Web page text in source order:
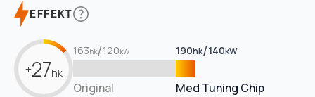
EFFEKT
+27hk
163hk/120kW 190hk/140kW
Original Med Tuning Chip